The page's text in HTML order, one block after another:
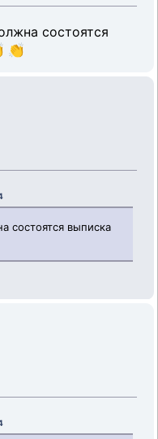
состоятся
👏
состоятся выписка